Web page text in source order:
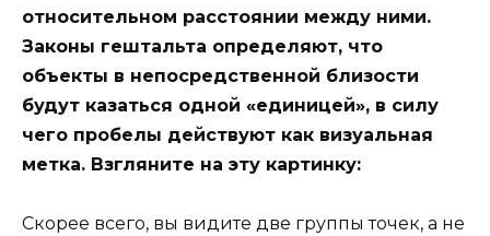
относительном расстоянии между ними.
Законы гештальта определяют, что
объекты в непосредственной близости
будут казаться одной «единицей», в силу
чего пробелы действуют как визуальная
метка. Взгляните на эту картинку:
Скорее всего, вы видите две группы точек, а не